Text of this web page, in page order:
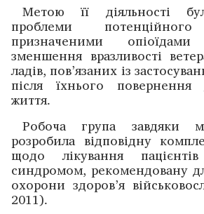
Метою її діяльності
проблеми
призначеними
зменшення вразливості
ладів, пов’язаних із
після ­їхнього повернення
життя.
Робоча група завдяки
розробила відповідну
щодо лікування
синдромом, ­рекомендовану
охорони здоров’я
2011).